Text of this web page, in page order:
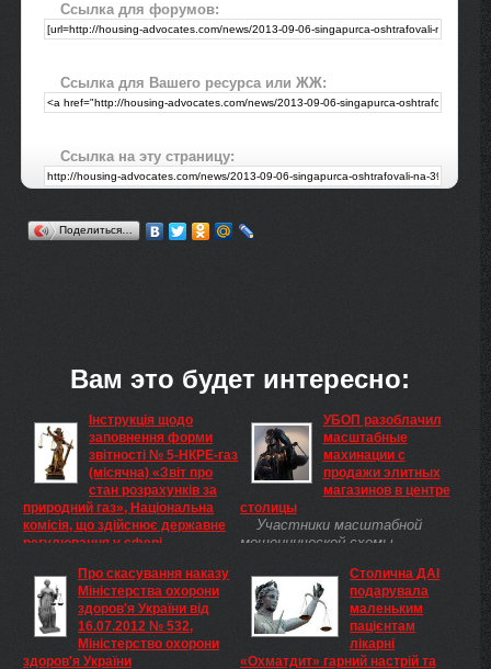
Ссылка для форумов:
Ссылка для Вашего ресурса или ЖЖ:
Ссылка на эту страницу:
Поделиться…
Вам это будет интересно:
Інструкція щодо
заповнення форми
звітності № 5-НКРЕ-газ
(місячна) «Звіт про
стан розрахунків за
природний газ», Національна
комісія, що здійснює державне
регулювання у сфері
ЗАТВЕРДЖЕНО Постанова
Національної комісії, що
здійснює державне
регулювання у сфері
енергетики 04.10.2012 № 1258
ЗАТВЕРДЖЕНО Постанова
Про скасування наказу
Міністерства охорони
здоров'я України від
16.07.2012 № 532,
Міністерство охорони
здоров'я України
УБОП разоблачил
масштабные
махинации с
продажи элитных
магазинов в центре
столицы
Участники масштабной
мошеннической схемы,
столичного управления по
борьбе с организованной
преступностью, будут
отвечать перед судом.
Махинаторы по поддельным
документам ...
Столична ДАІ
подарувала
маленьким
пацієнтам
лікарні
«Охматдит» гарний настрій та